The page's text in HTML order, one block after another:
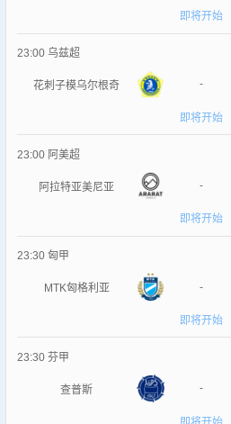
即将开始
23:00 乌兹超
花刺子模乌尔根奇 -
即将开始
23:00 阿美超
阿拉特亚美尼亚 -
即将开始
23:30 匈甲
MTK匈格利亚 -
即将开始
23:30 芬甲
查普斯 -